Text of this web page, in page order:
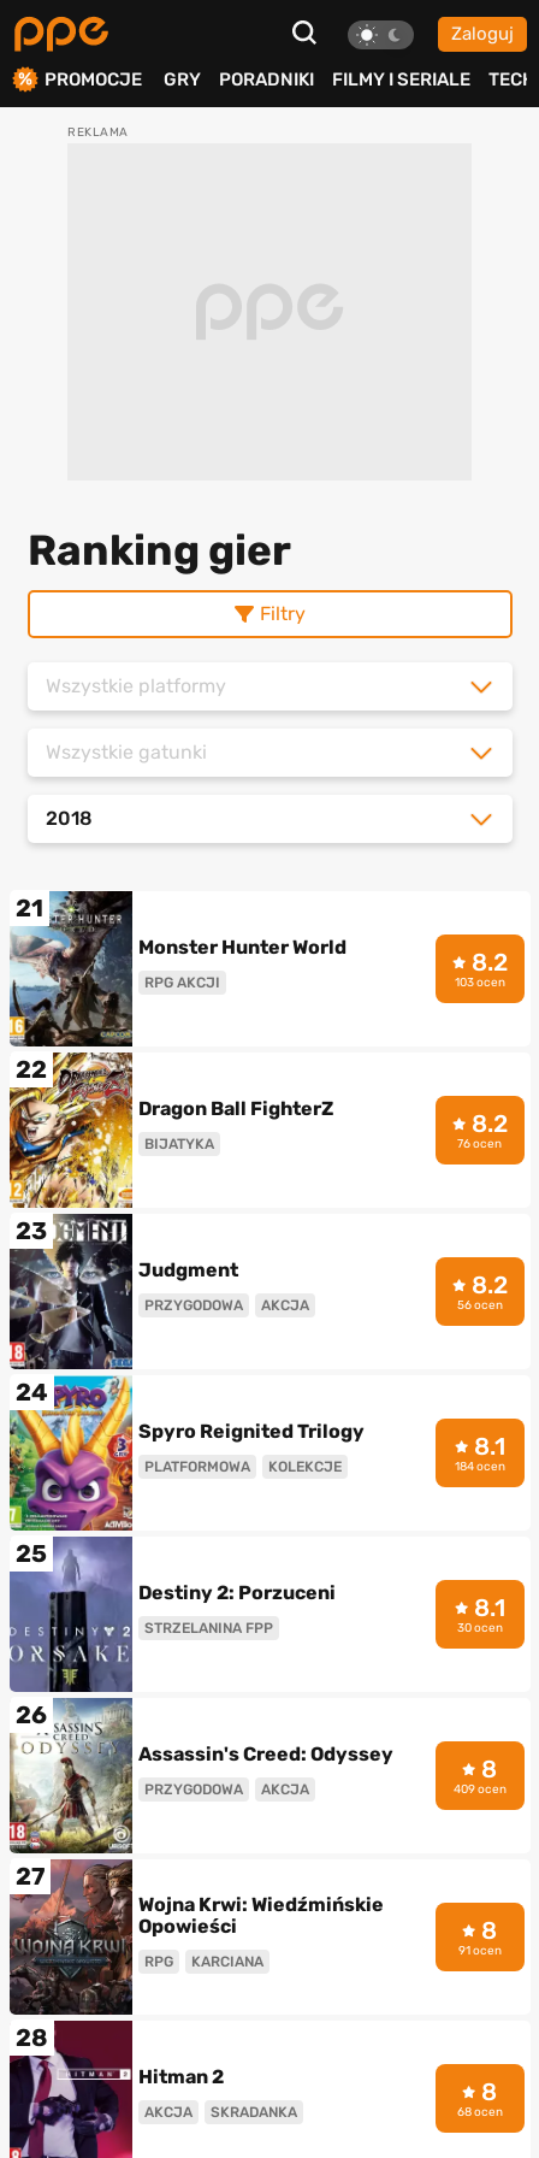
Zaloguj
PROMOCJE GRY PORADNIKI FILMY I SERIALE TECH
Ranking gier
Filtry
Wszystkie platformy
Wszystkie gatunki
2018
21
Monster Hunter World
RPG AKCJI
8.2
103 ocen
22
Dragon Ball FighterZ
BIJATYKA
8.2
76 ocen
23
Judgment
PRZYGODOWA AKCJA
8.2
56 ocen
24
Spyro Reignited Trilogy
PLATFORMOWA KOLEKCJE
8.1
184 ocen
25
Destiny 2: Porzuceni
STRZELANINA FPP
8.1
30 ocen
26
Assassin's Creed: Odyssey
PRZYGODOWA AKCJA
8
409 ocen
27
Wojna Krwi: Wiedźmińskie
Opowieści
RPG KARCIANA
8
91 ocen
28
Hitman 2
AKCJA SKRADANKA
8
68 ocen